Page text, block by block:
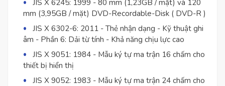
JIS X 6245: 1999 - 80 mm (1,23GB / mặt) và 120
mm (3,95GB / mặt) DVD-Recordable-Disk ( DVD-R )
JIS X 6302-6: 2011 - Thẻ nhận dạng - Kỹ thuật ghi
âm - Phần 6: Dải từ tính - Khả năng chịu lực cao
JIS X 9051: 1984 - Mẫu ký tự ma trận 16 chấm cho
thiết bị hiển thị
JIS X 9052: 1983 - Mẫu ký tự ma trận 24 chấm cho